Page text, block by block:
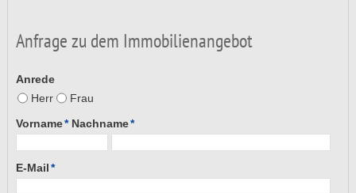
Anfrage zu dem Immobilienangebot
Anrede
Herr
Frau
Vorname* Nachname*
E-Mail*